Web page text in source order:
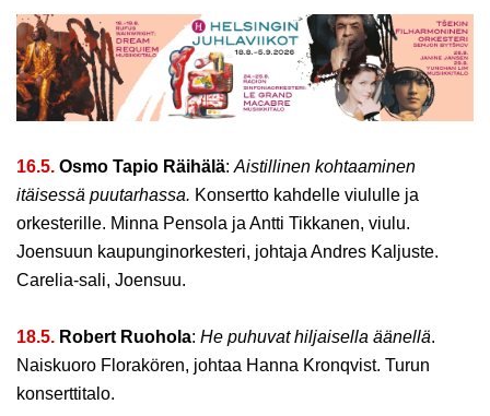
16.5. Osmo Tapio Räihälä: Aistillinen kohtaaminen
itäisessä puutarhassa. Konsertto kahdelle viululle ja
orkesterille. Minna Pensola ja Antti Tikkanen, viulu.
Joensuun kaupunginorkesteri, johtaja Andres Kaljuste.
Carelia-sali, Joensuu.
18.5. Robert Ruohola: He puhuvat hiljaisella äänellä.
Naiskuoro Florakören, johtaa Hanna Kronqvist. Turun
konserttitalo.